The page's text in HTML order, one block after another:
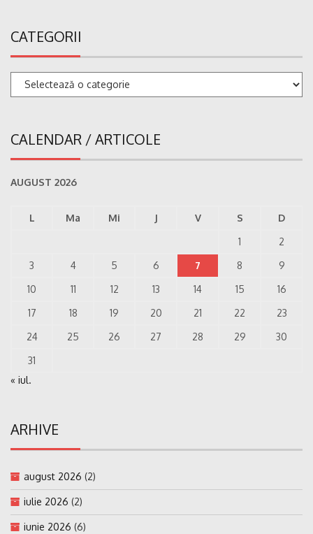
CATEGORII
Categorii
CALENDAR / ARTICOLE
AUGUST 2026
L Ma Mi J V S
D
1
2
3
4 5 6 7 8
9
10
11 12 13 14 15
16
17
18 19 20 21 22
23
24
25 26 27 28 29
30
31
« iul.
ARHIVE
august 2026 (2)
iulie 2026 (2)
iunie 2026 (6)